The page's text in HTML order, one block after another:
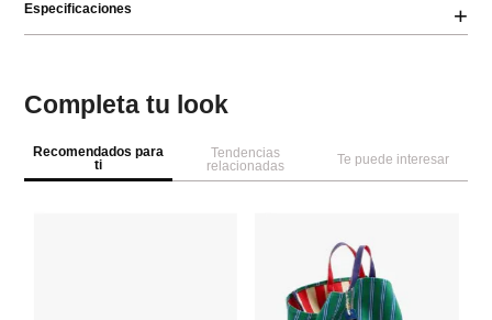
Especificaciones +
Completa tu look
Recomendados para
ti
Tendencias
relacionadas
Te puede interesar